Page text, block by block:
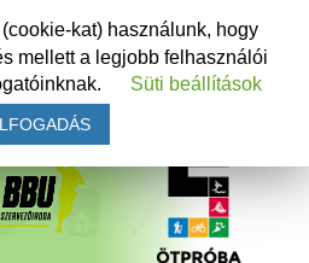
kat) használunk, hogy
mellett a legjobb felhasználói
Süti beállítások